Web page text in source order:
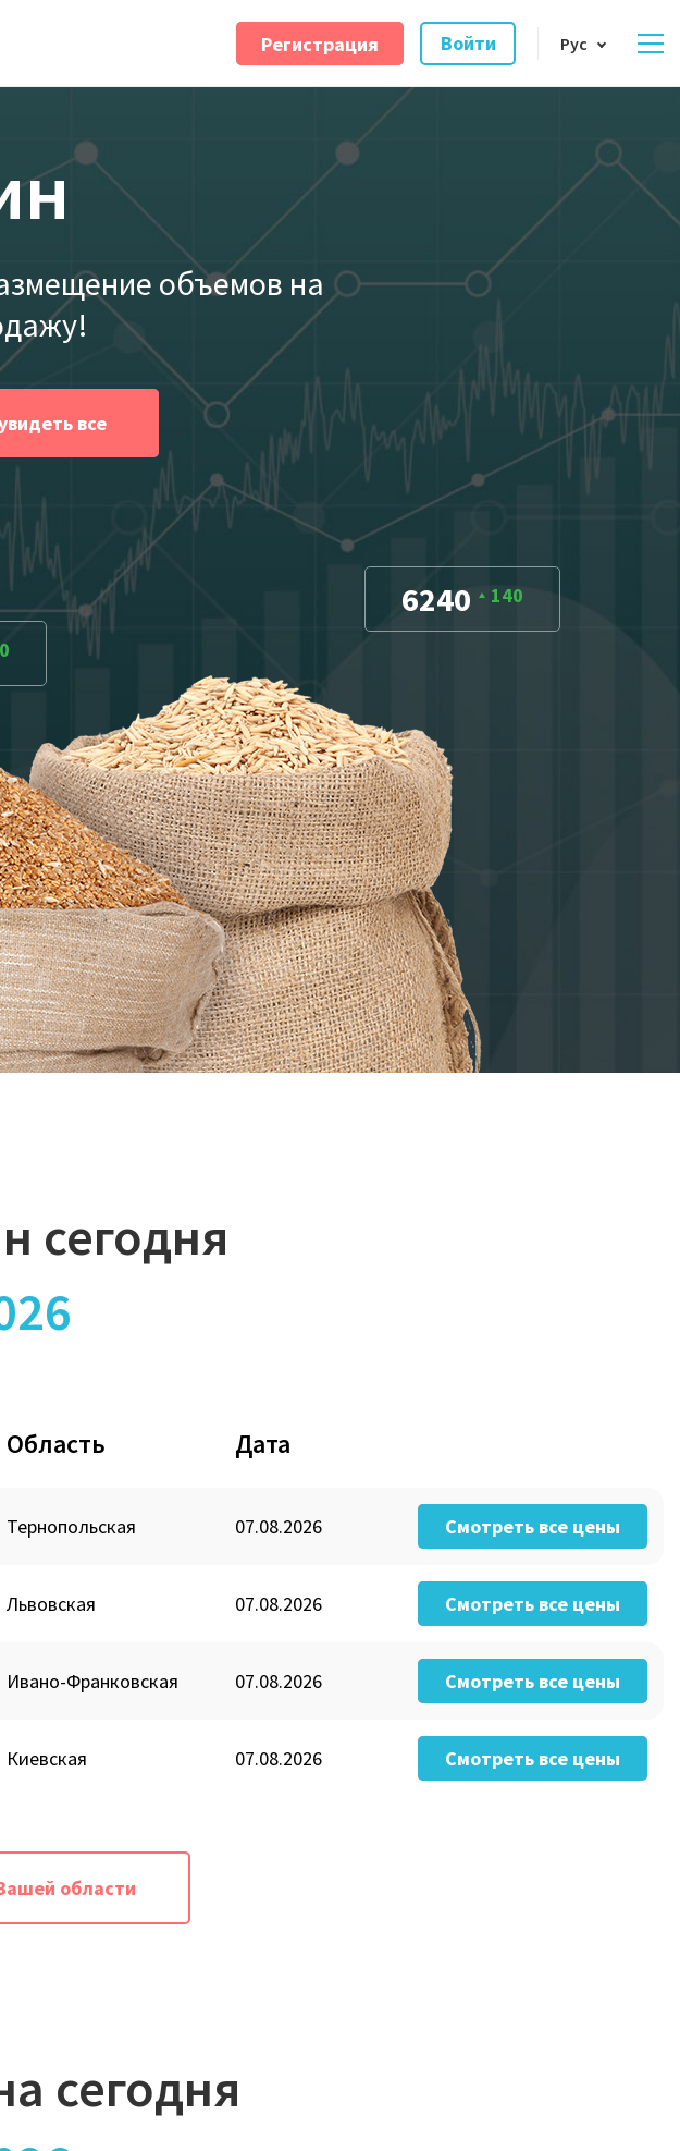
Регистрация Войти Рус
объемов на
все
6240 140
сегодня
Область Дата
Тернопольская 07.08.2026 Смотреть все цены
Львовская 07.08.2026 Смотреть все цены
Ивано-Франковская 07.08.2026 Смотреть все цены
Киевская 07.08.2026 Смотреть все цены
области
сегодня